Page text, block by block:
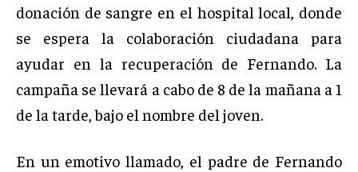
donación de sangre en el hospital local, donde
se espera la colaboración ciudadana para
ayudar en la recuperación de Fernando. La
campaña se llevará a cabo de 8 de la mañana a 1
de la tarde, bajo el nombre del joven.
En un emotivo llamado, el padre de Fernando